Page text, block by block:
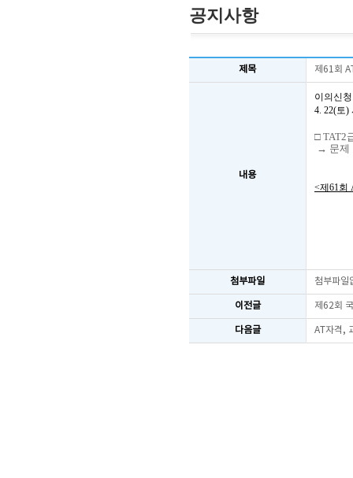
공지사항
제목 제61회
내용
이의신
4. 22(토)
□ TAT2
→ 문제
<제61회
첨부파일 첨부파일
이전글 제62회
다음글 AT자격,